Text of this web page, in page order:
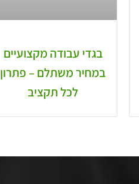
בגדי עבודה מקצועיים
במחיר משתלם – פתרון
לכל תקציב